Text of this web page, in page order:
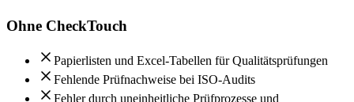
Ohne CheckTouch
Papierlisten und Excel-Tabellen für Qualitätsprüfungen
Fehlende Prüfnachweise bei ISO-Audits
Fehler durch uneinheitliche Prüfprozesse und